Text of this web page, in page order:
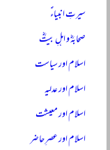
سیرتِ انبیاءؑ
صحابہؓ و اہلِ بیتؓ
اسلام اور سیاست
اسلام اور عدلیہ
اسلام اور معیشت
اسلام اور عصرِ حاضر